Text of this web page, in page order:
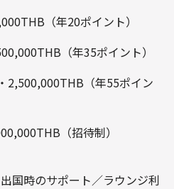
（年20ポイント）
（年35ポイント）
2,500,000THB（年55ポイン
（招待制）
国時のサポート／ラウンジ利